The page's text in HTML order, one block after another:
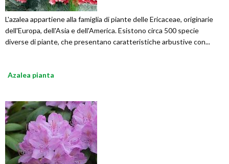
L'azalea appartiene alla famiglia di piante delle Ericaceae, originarie
dell'Europa, dell'Asia e dell'America. Esistono circa 500 specie
diverse di piante, che presentano caratteristiche arbustive con...
Azalea pianta